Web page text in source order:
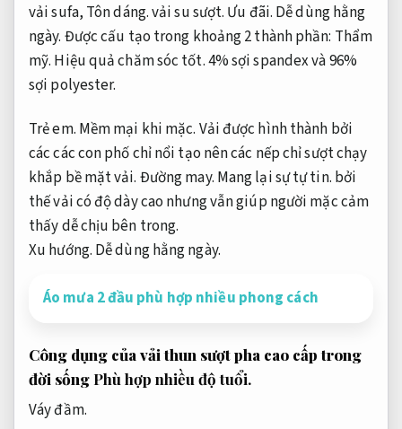
vải sufa, Tôn dáng.vải su sượt. Ưu đãi. Dễ dùng hằng
ngày. Được cấu tạo trong khoảng 2 thành phần: Thẩm
mỹ. Hiệu quả chăm sóc tốt.4% sợi spandex và 96%
sợi polyester.
Trẻ em. Mềm mại khi mặc. Vải được hình thành bởi
các các con phố chỉ nổi tạo nên các nếp chỉ sượt chạy
khắp bề mặt vải. Đường may. Mang lại sự tự tin. bởi
thế vải có độ dày cao nhưng vẫn giúp người mặc cảm
thấy dễ chịu bên trong.
Xu hướng. Dễ dùng hằng ngày.
Áo mưa 2 đầu phù hợp nhiều phong cách
Công dụng của vải thun sượt pha cao cấp trong
đời sống Phù hợp nhiều độ tuổi.
Váy đầm.